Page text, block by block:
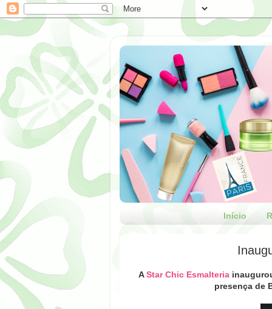
Início
AStar Chic Esmalteria
presença de